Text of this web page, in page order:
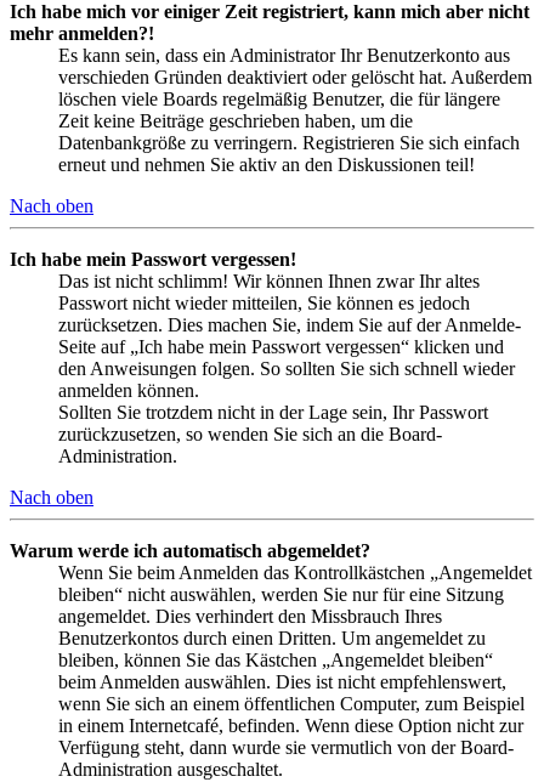
Ich habe mich vor einiger Zeit registriert, kann mich aber nicht
mehr anmelden?!
Es kann sein, dass ein Administrator Ihr Benutzerkonto aus
verschieden Gründen deaktiviert oder gelöscht hat. Außerdem
löschen viele Boards regelmäßig Benutzer, die für längere
Zeit keine Beiträge geschrieben haben, um die
Datenbankgröße zu verringern. Registrieren Sie sich einfach
erneut und nehmen Sie aktiv an den Diskussionen teil!
Nach oben
Ich habe mein Passwort vergessen!
Das ist nicht schlimm! Wir können Ihnen zwar Ihr altes
Passwort nicht wieder mitteilen, Sie können es jedoch
zurücksetzen. Dies machen Sie, indem Sie auf der Anmelde-
Seite auf „Ich habe mein Passwort vergessen“ klicken und
den Anweisungen folgen. So sollten Sie sich schnell wieder
anmelden können.
Sollten Sie trotzdem nicht in der Lage sein, Ihr Passwort
zurückzusetzen, so wenden Sie sich an die Board-
Administration.
Nach oben
Warum werde ich automatisch abgemeldet?
Wenn Sie beim Anmelden das Kontrollkästchen „Angemeldet
bleiben“ nicht auswählen, werden Sie nur für eine Sitzung
angemeldet. Dies verhindert den Missbrauch Ihres
Benutzerkontos durch einen Dritten. Um angemeldet zu
bleiben, können Sie das Kästchen „Angemeldet bleiben“
beim Anmelden auswählen. Dies ist nicht empfehlenswert,
wenn Sie sich an einem öffentlichen Computer, zum Beispiel
in einem Internetcafé, befinden. Wenn diese Option nicht zur
Verfügung steht, dann wurde sie vermutlich von der Board-
Administration ausgeschaltet.